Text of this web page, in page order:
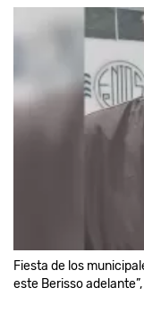
Fiesta de los
este Berisso